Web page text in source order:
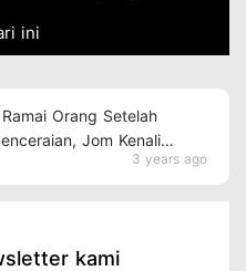
ini
3 years ago
Orang Setelah
Jom Kenali
Diana Danielle!
kami